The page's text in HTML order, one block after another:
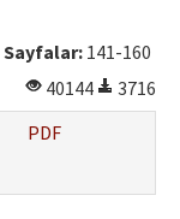
Sayfalar: 141-160
40144
3716
PDF